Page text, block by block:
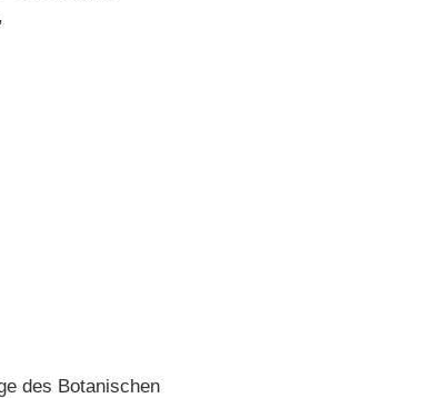
des Botanischen